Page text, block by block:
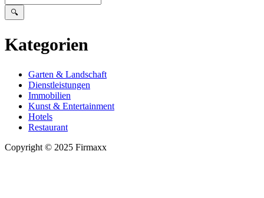
🔍
Kategorien
Garten & Landschaft
Dienstleistungen
Immobilien
Kunst & Entertainment
Hotels
Restaurant
Copyright © 2025 Firmaxx